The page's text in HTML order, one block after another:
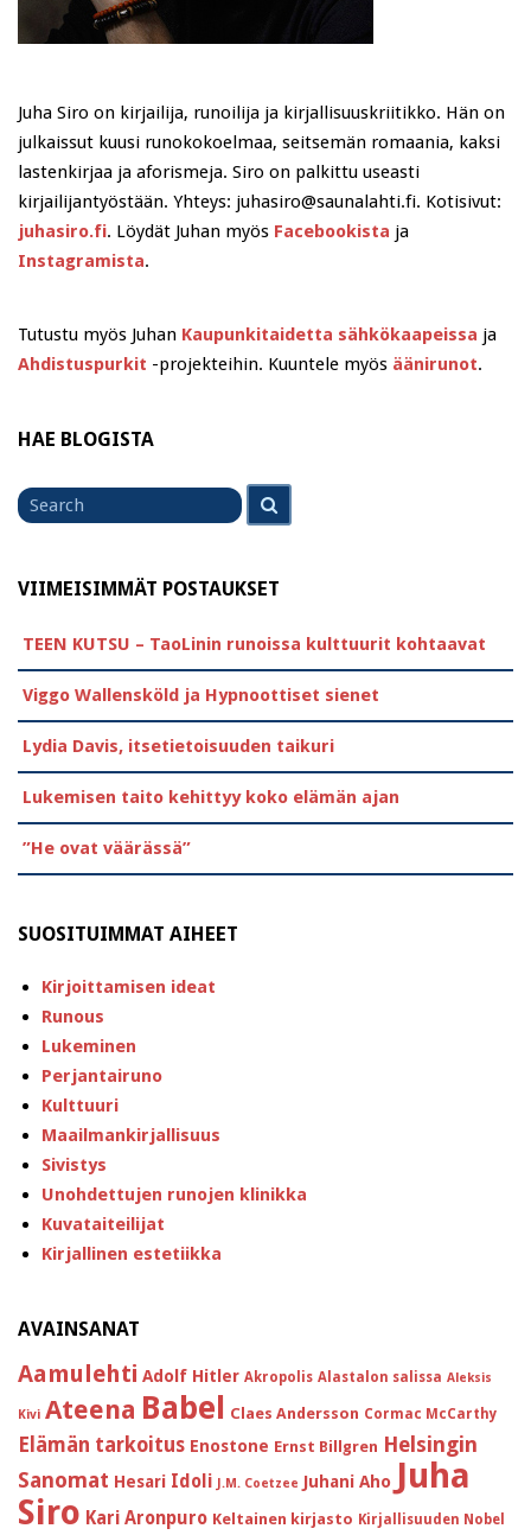
Juha Siro on kirjailija, runoilija ja kirjallisuuskriitikko. Hän on
julkaissut kuusi runokokoelmaa, seitsemän romaania, kaksi
lastenkirjaa ja aforismeja. Siro on palkittu useasti
kirjailijantyöstään. Yhteys: juhasiro@saunalahti.fi. Kotisivut:
juhasiro.fi. Löydät Juhan myös Facebookista ja
Instagramista.
Tutustu myös Juhan Kaupunkitaidetta sähkökaapeissa ja
Ahdistuspurkit -projekteihin. Kuuntele myös äänirunot.
HAE BLOGISTA
Search
for
VIIMEISIMMÄT POSTAUKSET
TEEN KUTSU – TaoLinin runoissa kulttuurit kohtaavat
Viggo Wallensköld ja Hypnoottiset sienet
Lydia Davis, itsetietoisuuden taikuri
Lukemisen taito kehittyy koko elämän ajan
”He ovat väärässä”
SUOSITUIMMAT AIHEET
Kirjoittamisen ideat
Runous
Lukeminen
Perjantairuno
Kulttuuri
Maailmankirjallisuus
Sivistys
Unohdettujen runojen klinikka
Kuvataiteilijat
Kirjallinen estetiikka
AVAINSANAT
Aamulehti Adolf Hitler Akropolis Alastalon salissa Aleksis
Kivi Ateena Babel Claes Andersson Cormac McCarthy
Elämän tarkoitus Enostone Ernst Billgren Helsingin
Sanomat Hesari Idoli J.M. Coetzee Juhani Aho Juha
Siro Kari Aronpuro Keltainen kirjasto Kirjallisuuden Nobel